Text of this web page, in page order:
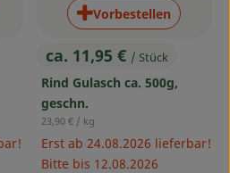
, Preis:
ca. 11,95 € / Stück
Rind Gulasch ca. 500g,
geschn.
, Referenzpreis:
23,90 € / kg
Erst ab 24.08.2026 lieferbar!
Bitte bis 12.08.2026
Vorbestellen